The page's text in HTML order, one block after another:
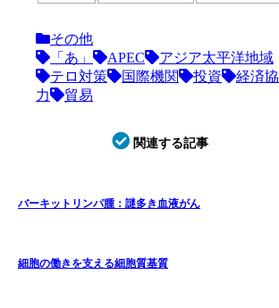
その他
「あ」
APEC
アジア太平洋地域
テロ対策
国際機関 投資
経済協
力
貿易
関連する記事
バーキットリンパ腫：謎多き血液がん
細胞の働きを支える細胞質基質